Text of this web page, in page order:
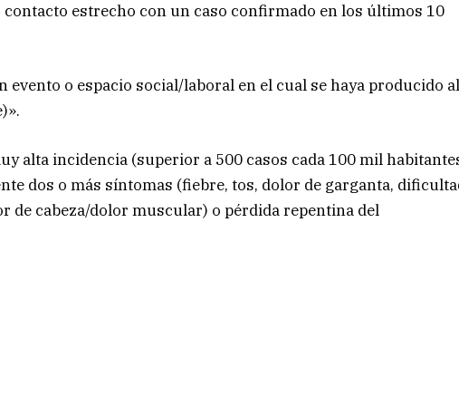
contacto estrecho con un caso confirmado en los últimos 10
evento o espacio social/laboral en el cual se haya producido al
alta incidencia (superior a 500 casos cada 100 mil
dos o más síntomas (fiebre, tos, dolor de garganta,
de cabeza/dolor muscular) o pérdida repentina del